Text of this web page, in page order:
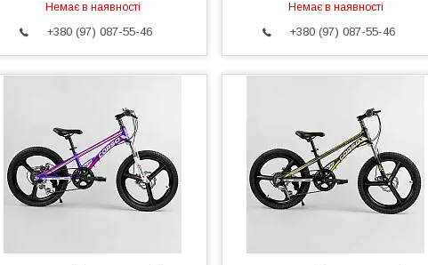
Немає в наявності
+380 (97) 087-55-46
Немає в наявності
+380 (97) 087-55-46